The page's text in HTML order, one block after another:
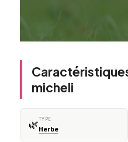
micheli
🌿TYPE
Herbe